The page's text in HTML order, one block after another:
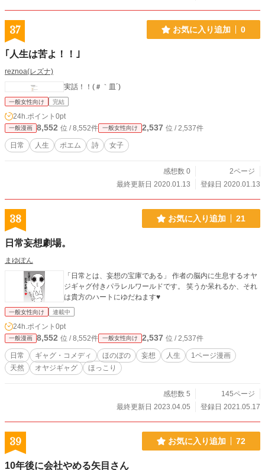
37 お気に入り追加 0
｢人生は苦よ！！｣
reznoa(レズナ)
実話！！(＃｀皿´)
一般女性向け 完結
24h.ポイント 0pt
一般漫画 8,552 位 / 8,552件 一般女性向け 2,537 位 / 2,537件
日常 人生 ポエム 詩 女子
感想数 0
2ページ
最終更新日 2020.01.13
登録日 2020.01.13
38 お気に入り追加 21
日常妄想劇場。
まゆぽん
「日常とは、妄想の宝庫である」 作者の脳内に生息するオヤ
ジギャグ付きパラレルワールドです。 笑うか呆れるか、それ
は貴方のハートにゆだねます♥
一般女性向け 連載中
24h.ポイント 0pt
一般漫画 8,552 位 / 8,552件 一般女性向け 2,537 位 / 2,537件
日常 ギャグ・コメディ ほのぼの 妄想 人生
1ページ漫画
天然
オヤジギャグ ほっこり
感想数 5
145ページ
最終更新日 2023.04.05
登録日 2021.05.17
39 お気に入り追加 72
10年後に会社やめる矢目さん